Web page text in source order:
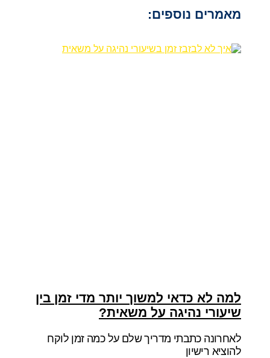
מאמרים נוספים:
למה לא כדאי למשוך יותר מדי זמן בין
שיעורי נהיגה על משאית?
לאחרונה כתבתי מדריך שלם על כמה זמן לוקח
להוציא רישיון